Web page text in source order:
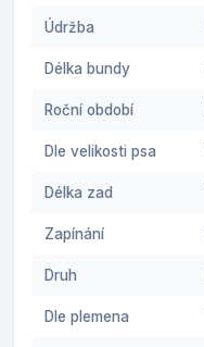
Údržba
Délka bundy
Roční období
Dle velikosti psa
Délka zad
Zapínání
Druh
Dle plemena